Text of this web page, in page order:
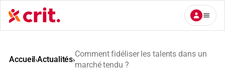
Aller
au
contenu
Accueil›Actualités›
Comment fidéliser les talents dans un
marché tendu ?